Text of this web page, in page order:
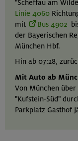
"Scheffau am
Linie 4060
mit
Bus 4902
der Bayerischen
München Hbf.
Hin ab 07:28,
Mit Auto ab
Von München
"Kufstein-Süd"
Parkplatz Gasthof